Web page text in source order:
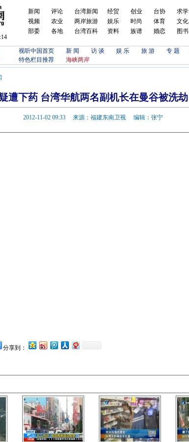
新闻
视频
部委
评论
农业
各地
台湾新闻
两岸旅游
台湾百科
经贸
娱乐
资料
创业
时尚
族谱
台协
体育
婚恋
求学
文化
图书
视听中国首页 新 闻 访 谈 娱 乐 旅 游 专 题
特色栏目推荐
海峡两岸
遭下药 台湾华航两名副机长在曼谷被洗劫
2012-11-02 09:33 来源：福建东南卫视 编辑：张宁
分享到：